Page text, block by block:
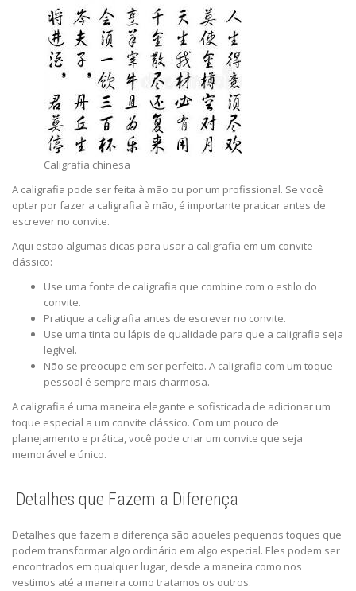
Caligrafia chinesa
A caligrafia pode ser feita à mão ou por um profissional. Se você
optar por fazer a caligrafia à mão, é importante praticar antes de
escrever no convite.
Aqui estão algumas dicas para usar a caligrafia em um convite
clássico:
Use uma fonte de caligrafia que combine com o estilo do
convite.
Pratique a caligrafia antes de escrever no convite.
Use uma tinta ou lápis de qualidade para que a caligrafia seja
legível.
Não se preocupe em ser perfeito. A caligrafia com um toque
pessoal é sempre mais charmosa.
A caligrafia é uma maneira elegante e sofisticada de adicionar um
toque especial a um convite clássico. Com um pouco de
planejamento e prática, você pode criar um convite que seja
memorável e único.
Detalhes que Fazem a Diferença
Detalhes que fazem a diferença são aqueles pequenos toques que
podem transformar algo ordinário em algo especial. Eles podem ser
encontrados em qualquer lugar, desde a maneira como nos
vestimos até a maneira como tratamos os outros.